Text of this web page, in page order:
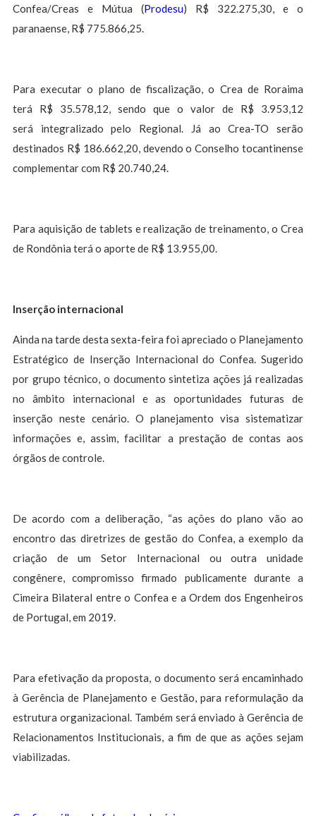
Confea/Creas e Mútua (Prodesu) R$ 322.275,30, e o
paranaense, R$ 775.866,25.
Para executar o plano de fiscalização, o Crea de Roraima
terá R$ 35.578,12, sendo que o valor de R$ 3.953,12
será integralizado pelo Regional. Já ao Crea-TO serão
destinados R$ 186.662,20, devendo o Conselho tocantinense
complementar com R$ 20.740,24.
Para aquisição de tablets e realização de treinamento, o Crea
de Rondônia terá o aporte de R$ 13.955,00.
Inserção internacional
Ainda na tarde desta sexta-feira foi apreciado o Planejamento
Estratégico de Inserção Internacional do Confea. Sugerido
por grupo técnico, o documento sintetiza ações já realizadas
no âmbito internacional e as oportunidades futuras de
inserção neste cenário. O planejamento visa sistematizar
informações e, assim, facilitar a prestação de contas aos
órgãos de controle.
De acordo com a deliberação, “as ações do plano vão ao
encontro das diretrizes de gestão do Confea, a exemplo da
criação de um Setor Internacional ou outra unidade
congênere, compromisso firmado publicamente durante a
Cimeira Bilateral entre o Confea e a Ordem dos Engenheiros
de Portugal, em 2019.
Para efetivação da proposta, o documento será encaminhado
à Gerência de Planejamento e Gestão, para reformulação da
estrutura organizacional. Também será enviado à Gerência de
Relacionamentos Institucionais, a fim de que as ações sejam
viabilizadas.